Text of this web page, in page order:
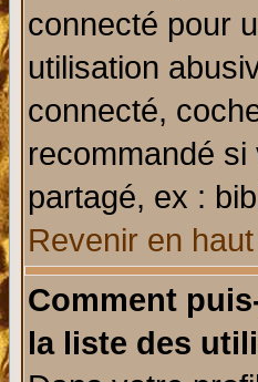
connecté pour
utilisation
connecté,
recommandé
partagé, ex :
Revenir en
Comment
la liste des